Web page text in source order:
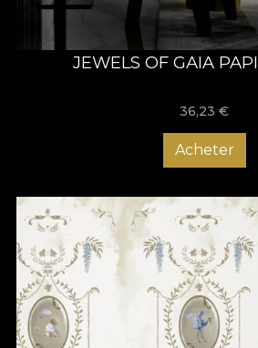
JEWELS OF GAIA
36,23 €
Acheter